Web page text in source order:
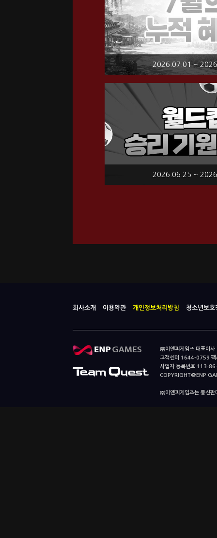
2026.07.01 ~
2026.06.25 ~
회사소개 이용약관 개인정보처리방침 청소년보호
㈜이엔피게임즈 대표이
고객센터 1644-0759
사업자 등록번호 113-
COPYRIGHT@ENP
㈜이엔피게임즈는 통신판